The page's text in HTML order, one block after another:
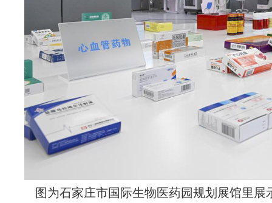
图为石家庄市国际生物医药园规划展馆里